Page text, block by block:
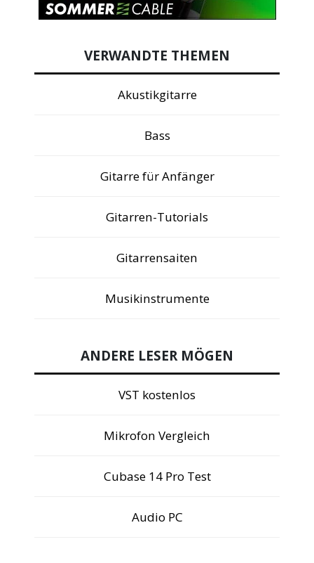
VERWANDTE THEMEN
Akustikgitarre
Bass
Gitarre für Anfänger
Gitarren-Tutorials
Gitarrensaiten
Musikinstrumente
ANDERE LESER MÖGEN
VST kostenlos
Mikrofon Vergleich
Cubase 14 Pro Test
Audio PC